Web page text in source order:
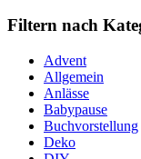
Filtern nach
Advent
Allgemein
Anlässe
Babypause
Buchvorstellung
Deko